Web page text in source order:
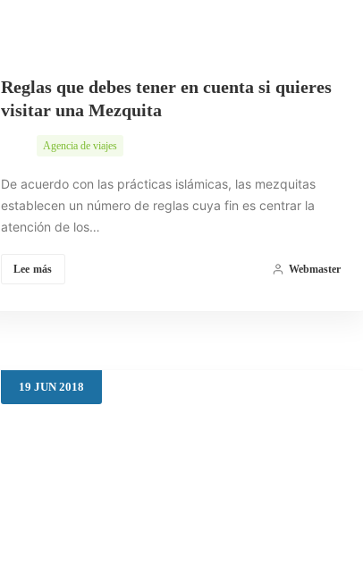
Reglas que debes tener en cuenta si quieres
visitar una Mezquita
Agencia de viajes
De acuerdo con las prácticas islámicas, las mezquitas
establecen un número de reglas cuya fin es centrar la
atención de los…
Lee más Webmaster
19 JUN 2018